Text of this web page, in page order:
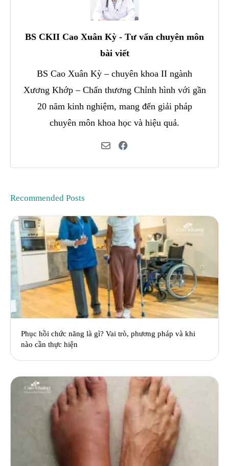
BS CKII Cao Xuân Kỳ - Tư vấn chuyên môn
bài viết
BS Cao Xuân Kỳ – chuyên khoa II ngành
Xương Khớp – Chấn thương Chỉnh hình với gần
20 năm kinh nghiệm, mang đến giải pháp
chuyên môn khoa học và hiệu quả.
Recommended Posts
Phục hồi chức năng là gì? Vai trò, phương pháp và khi
nào cần thực hiện